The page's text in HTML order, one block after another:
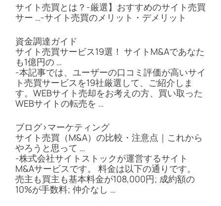
サイト売買とは？-厳選】おすすめのサイト売買
サー …-サイト売買のメリット・デメリット
資金調達ガイド
サイト売買サービス19選！ サイトM&Aであなた
も1億円の …
-本記事では、ユーザーの口コミ評価が高いサイ
ト売買サービスを19社厳選して、ご紹介しま
す。WEBサイト売却をお考えの方、買い取った
WEBサイトの転売を …
ブログ>マーケティング
サイト売買（M&A）の比較・注意点｜これから
やろうと思って …
-株式会社サイトストックが運営するサイト
M&Aサービスです。 料金は以下の通りです。
売主も買主も基本料金が108,000円; 成約額の
10%が手数料; 仲介なし …